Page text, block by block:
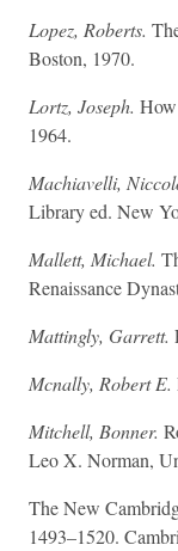
Lopez, Roberts.
Boston, 1970.
Lortz, Joseph.
1964.
Machiavelli,
Library ed. New
Mallett, Michael.
Renaissance
Mattingly, Garrett.
Mcnally, Robert E.
Mitchell, Bonner.
Leo X. Norman,
The New
1493–1520.